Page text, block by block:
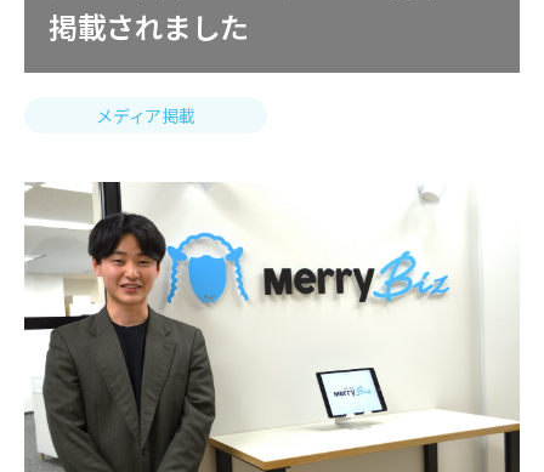
掲載されました
メディア掲載